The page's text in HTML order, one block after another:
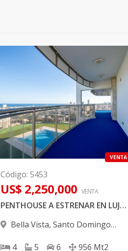
VENTA
Código: 5453
US$ 2,250,000 VENTA
PENTHOUSE A ESTRENAR EN LUJOSA TORRE UBICADA EN BELLA VISTA
Bella Vista, Santo Domingo
4
5 6 956 Mt2